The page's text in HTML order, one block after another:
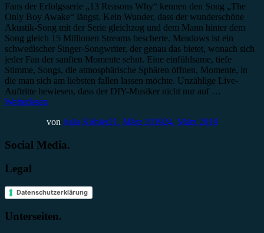
Fans der Erfolgsserie „13 Reasons Why“ kennen den Song „The
Only Boy Awake“ längst. Kein Wunder, dass der wunderschöne
Akustik-Song mit der Serie gleichzog und dem Mann hinter dem
Song gleich 15 Millionen Streams bescherte. Meadows ist ein
schwedischer Singer-Songwriter, der genau das bietet, wonach sich
jeder Fan der sanften Momente sehnt. Eine einfühlsame, tiefe
Stimme, Songs, die atmosphärische Sphären öffnen, Momente, in
die man sich am liebsten fallen lassen möchte. Unzählige Live-
Auftritte bewiesen, dass der DIY-Musiker nicht nur auf …
Weiterlesen
von Julia Köhler21. März 201924. März 2019
Social Media.
Legal
Datenschutzerklärung
Unterseiten.